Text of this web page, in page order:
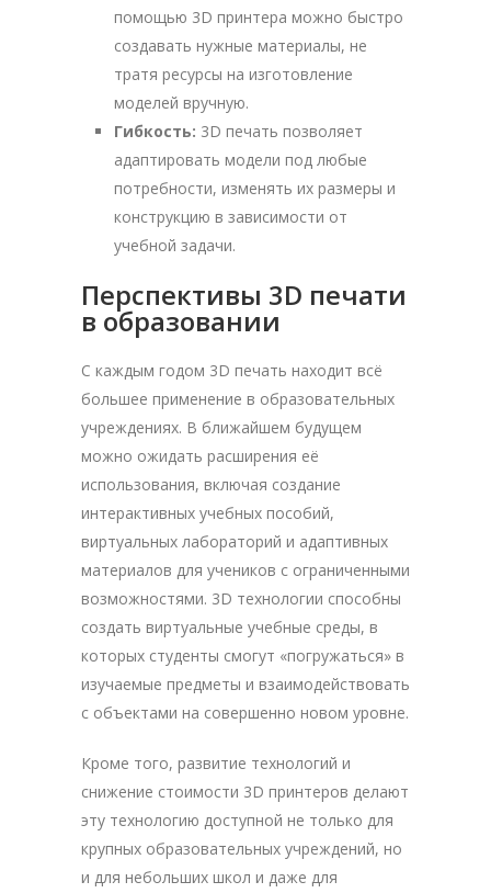
помощью 3D принтера можно быстро
создавать нужные материалы, не
тратя ресурсы на изготовление
моделей вручную.
Гибкость: 3D печать позволяет
адаптировать модели под любые
потребности, изменять их размеры и
конструкцию в зависимости от
учебной задачи.
Перспективы 3D печати
в образовании
С каждым годом 3D печать находит всё
большее применение в образовательных
учреждениях. В ближайшем будущем
можно ожидать расширения её
использования, включая создание
интерактивных учебных пособий,
виртуальных лабораторий и адаптивных
материалов для учеников с ограниченными
возможностями. 3D технологии способны
создать виртуальные учебные среды, в
которых студенты смогут «погружаться» в
изучаемые предметы и взаимодействовать
с объектами на совершенно новом уровне.
Кроме того, развитие технологий и
снижение стоимости 3D принтеров делают
эту технологию доступной не только для
крупных образовательных учреждений, но
и для небольших школ и даже для